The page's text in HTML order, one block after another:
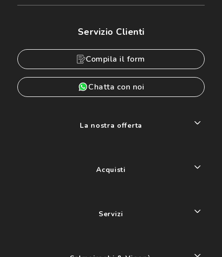
Servizio Clienti
Compila il form
Chatta con noi
La nostra offerta
Acquisti
Servizi